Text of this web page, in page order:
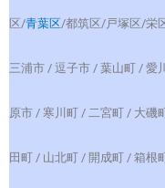
区/青葉区/都筑区/戸塚区/栄
三浦市 / 逗子市 / 葉山町 / 愛
原市 / 寒川町 / 二宮町 / 大磯
田町 / 山北町 / 開成町 / 箱根